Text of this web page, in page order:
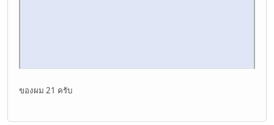
ของผม 21 ครับ